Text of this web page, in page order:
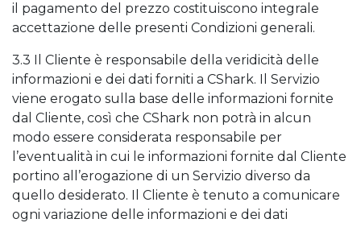
il pagamento del prezzo costituiscono integrale
accettazione delle presenti Condizioni generali.
3.3 Il Cliente è responsabile della veridicità delle
informazioni e dei dati forniti a CShark. Il Servizio
viene erogato sulla base delle informazioni fornite
dal Cliente, così che CShark non potrà in alcun
modo essere considerata responsabile per
l’eventualità in cui le informazioni fornite dal Cliente
portino all’erogazione di un Servizio diverso da
quello desiderato. Il Cliente è tenuto a comunicare
ogni variazione delle informazioni e dei dati